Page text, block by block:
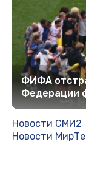
ФИФА
Федерации
Новости СМИ2
Новости